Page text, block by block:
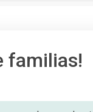
familias!